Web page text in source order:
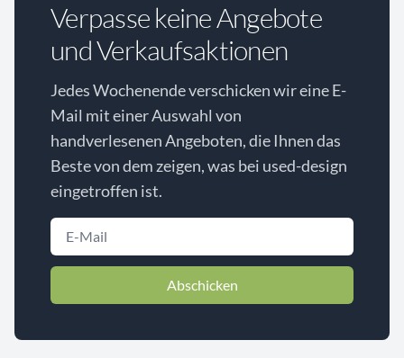
Verpasse keine Angebote
und Verkaufsaktionen
Jedes Wochenende verschicken wir eine E-
Mail mit einer Auswahl von
handverlesenen Angeboten, die Ihnen das
Beste von dem zeigen, was bei used-design
eingetroffen ist.
Abschicken